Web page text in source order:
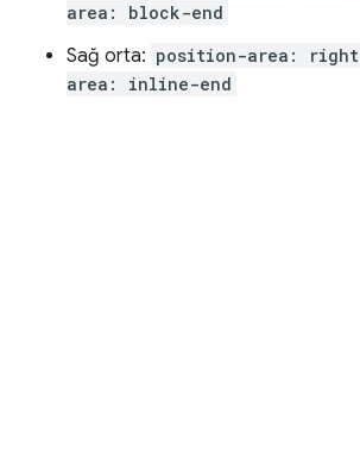
area: block-end
Sağ orta: position-area: right
area: inline-end